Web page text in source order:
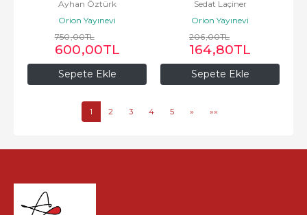
Sepete Ekle
Öztürk
Ayhan Öztürk
Orion Yayınevi
750,00TL
600,00TL
Sepete Ekle
Sedat Laçiner
Orion Yayınevi
206,00TL
164,80TL
1 2 3 4 5 » »»